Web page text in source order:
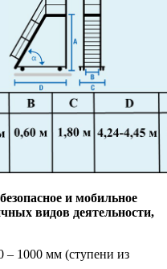
и мобильное
видов деятельности,
– 1000 мм (ступени из